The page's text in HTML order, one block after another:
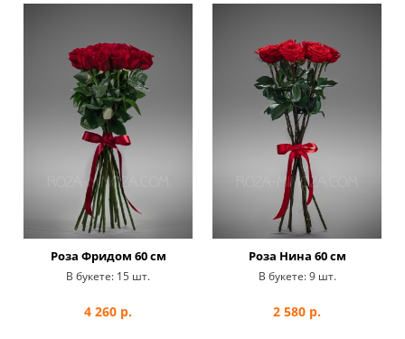
Роза Фридом 60 см
В букете: 15 шт.
4 260 р.
Роза Нина 60 см
В букете: 9 шт.
2 580 р.